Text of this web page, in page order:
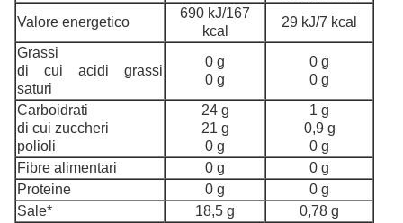
Valore energetico
690 kJ/167
kcal
29 kJ/7 kcal
Grassi
di cui acidi grassi
saturi
0 g
0 g
0 g
0 g
Carboidrati
di cui zuccheri
polioli
24 g
21 g
0 g
1 g
0,9 g
0 g
Fibre alimentari
0 g
0 g
Proteine
0 g
0 g
Sale*
18,5 g
0,78 g